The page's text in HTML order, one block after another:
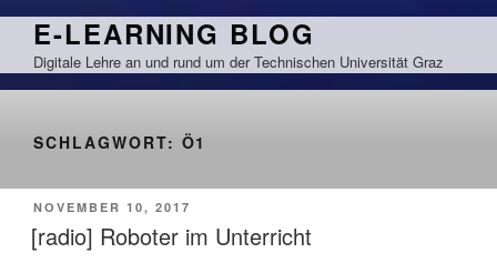
Zum
springen
E-LEARNING BLOG
Digitale Lehre an und rund um der Technischen Universität Graz
SCHLAGWORT: Ö1
VERÖFFENTLICHT
AM
NOVEMBER 10, 2017
[radio] Roboter im Unterricht